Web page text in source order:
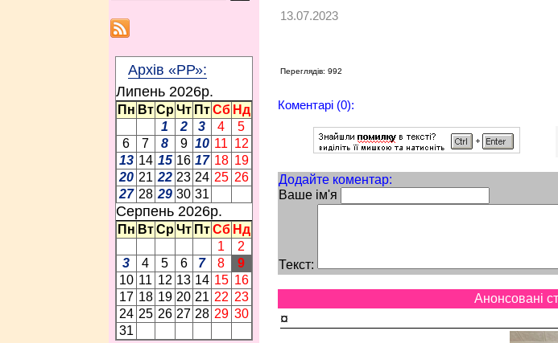
Архів «РР»:
Липень 2026p.
Пн Вт Ср Чт Пт Сб Нд
1
2 3 4
5
6
7 8 9 10 11 12
13 14 15 16 17 18 19
20 21 22 23 24 25 26
27 28 29 30 31
Серпень 2026p.
Пн Вт Ср Чт Пт Сб Нд
1
2
3
4 5 6 7 8
9
10 11 12 13 14 15 16
17 18 19 20 21 22 23
24 25 26 27 28 29 30
31
13.07.2023
Переглядів: 992
Коментарі (0):
Додайте коментар:
Ваше ім'я
Текст:
Анонсовані
¤